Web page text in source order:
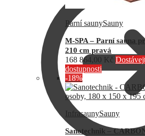
Parní saunySauny
M-SPA – Parní sauna
210 cm pravá
168 864,00 Kč
dostupnosti
-18%
InfrasaunySauny
Sanotechnik –